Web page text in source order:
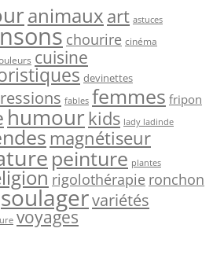
animaux art astuces
chourire cinéma
cuisine
devinettes
fables femmes fripon
humour kids lady ladinde
magnétiseur
peinture plantes
rigolothérapie ronchon
soulagervariétés
voyages